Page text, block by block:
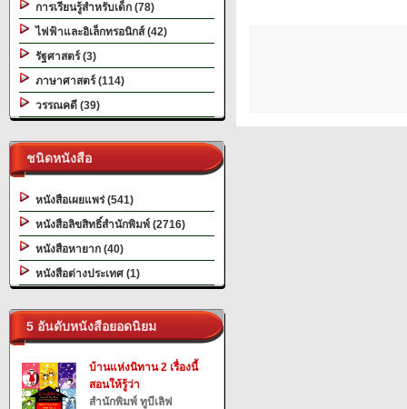
การเรียนรู้สำหรับเด็ก (78)
ไฟฟ้าและอิเล็กทรอนิกส์ (42)
รัฐศาสตร์ (3)
ภาษาศาสตร์ (114)
วรรณคดี (39)
ชนิดหนังสือ
หนังสือเผยแพร่ (541)
หนังสือลิขสิทธิ์สำนักพิมพ์ (2716)
หนังสือหายาก (40)
หนังสือต่างประเทศ (1)
5 อันดับหนังสือยอดนิยม
บ้านแห่งนิทาน 2 เรื่องนี้
สอนให้รู้ว่า
สำนักพิมพ์ ทูบีเลิฟ